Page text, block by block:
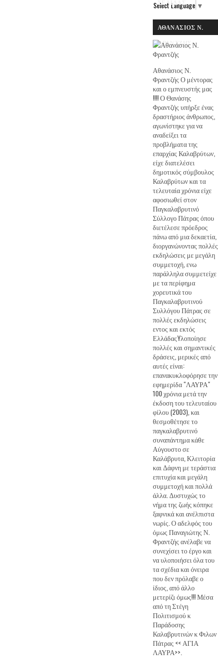
ΣΕΛΊΔΑΣ
Select Language ▼
ΑΘΑΝΆΣΙΟΣ Ν.
ΦΡΑΝΤΖΉΣ
Αθανάσιος Ν.
Φραντζής Ο μέντορας
και ο εμπνευστής μας
!!!! Ο Θανάσης
Φραντζής υπήρξε ένας
δραστήριος άνθρωπος,
αγωνίστηκε για να
αναδείξει τα
προβλήματα της
επαρχίας Καλαβρύτων,
είχε διατελέσει
δημοτικός σύμβουλος
Καλαβρύτων και τα
τελευταία χρόνια είχε
αφοσιωθεί στον
Παγκαλαβρυτινό
Σύλλογο Πάτρας όπου
διετέλεσε πρόεδρος
πάνω από μια δεκαετία,
διοργανώνοντας πολλές
εκδηλώσεις με μεγάλη
συμμετοχή, ενω
παράλληλα συμμετείχε
με τα περίφημα
χορευτικά του
Παγκαλαβρυτινού
Συλλόγου Πάτρας σε
πολλές εκδηλώσεις
εντος και εκτός
ΕλλάδαςYλοποίησε
πολλές και σημαντικές
δράσεις, μερικές από
αυτές είναι:
επανακυκλοφόρησε την
εφημερίδα "ΛΑΥΡΑ"
100 χρόνια μετά την
έκδοση του τελευταίου
φίλου (2003), και
θεσμοθέτησε το
παγκαλαβρυτινό
συναπάντημα κάθε
Αύγουστο σε
Καλάβρυτα, Κλειτορία
και Δάφνη με τεράστια
επιτυχία και μεγάλη
συμμετοχή και πολλά
άλλα. Δυστυχώς το
νήμα της ζωής κόπηκε
ξαφνικά και ανέλπιστα
νωρίς. Ο αδελφός του
όμως Παναγιώτης Ν.
Φραντζής ανέλαβε να
συνεχίσει το έργο και
να υλοποιήσει όλα του
τα σχέδια και όνειρα
που δεν πρόλαβε ο
ίδιος, από άλλο
μετερίζι όμως!!! Μέσα
από τη Στέγη
Πολιτισμού κ
Παράδοσης
Καλαβρυτινών κ Φιλων
Πάτρας << ΑΓΙΑ
ΛΑΥΡΑ>>.